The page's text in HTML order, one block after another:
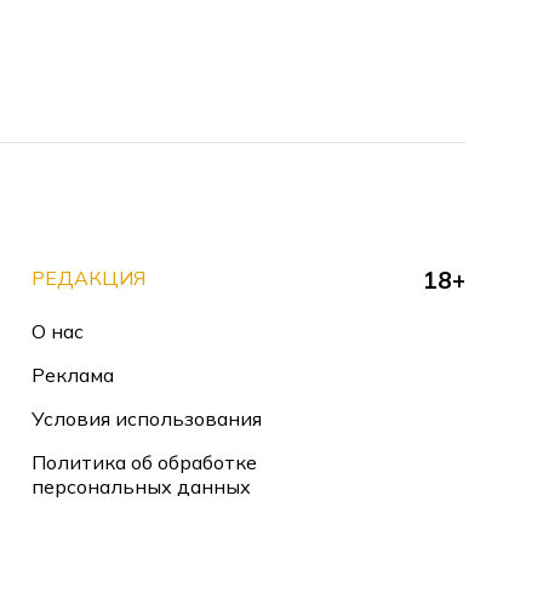
РЕДАКЦИЯ
О нас
Реклама
Условия использования
Политика об обработке
персональных данных
18+